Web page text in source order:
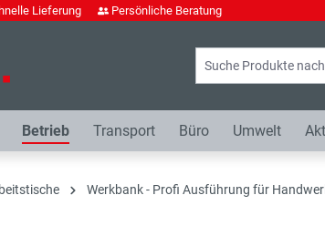
Lieferung Persönliche Beratung
Betrieb Transport Büro Umwelt
Werkbank - Profi Ausführung für